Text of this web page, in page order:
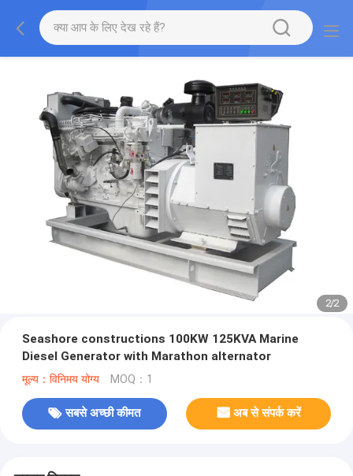
2/2
Seashore constructions 100KW 125KVA Marine
Diesel Generator with Marathon alternator
मूल्य：विनिमय योग्य MOQ：1
सबसे अच्छी कीमत अब से संपर्क करें